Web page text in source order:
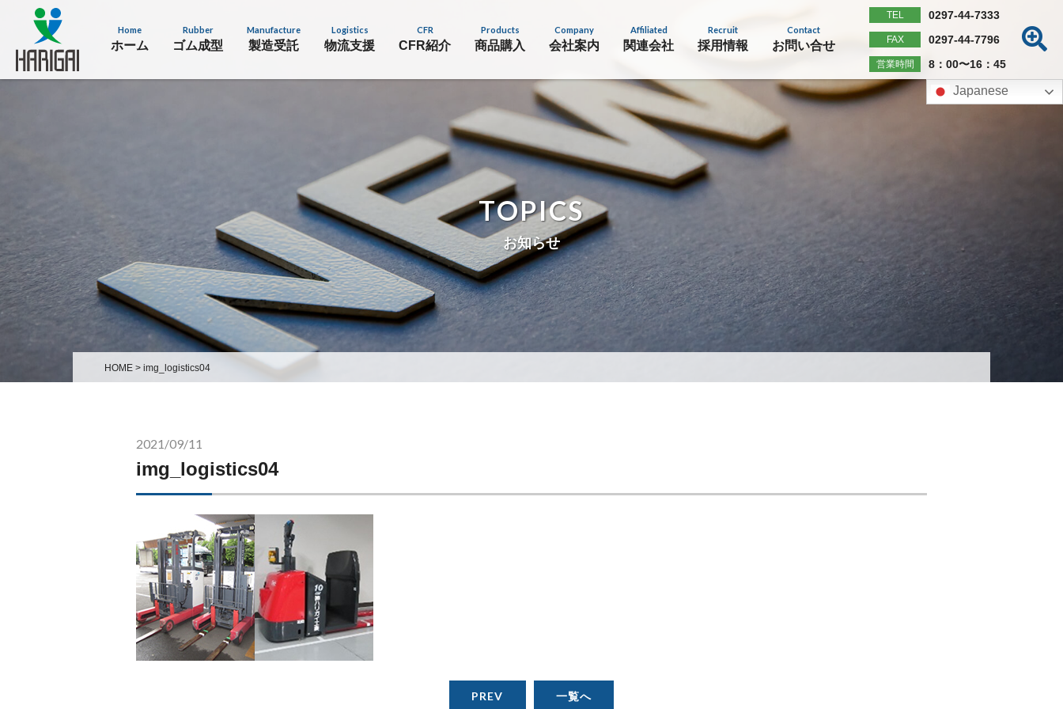
Home
ホーム
Rubber
ゴム成型
Manufacture
製造受託
Logistics
物流支援
CFR
CFR紹介
Products
商品購入
Company
会社案内
Affiliated
関連会社
Recruit
採用情報
Contact
お問い合せ
TEL 0297-44-7333
FAX 0297-44-7796
営業時間 8：00〜16：45
Japanese
TOPICS
お知らせ
HOME > img_logistics04
2021/09/11
img_logistics04
PREV 一覧へ